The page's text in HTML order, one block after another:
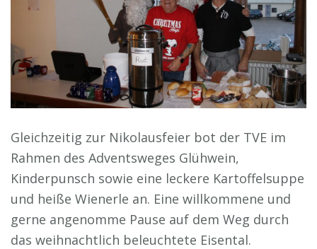
Gleichzeitig zur Nikolausfeier bot der TVE im
Rahmen des Adventsweges Glühwein,
Kinderpunsch sowie eine leckere Kartoffelsuppe
und heiße Wienerle an. Eine willkommene und
gerne angenomme Pause auf dem Weg durch
das weihnachtlich beleuchtete Eisental.